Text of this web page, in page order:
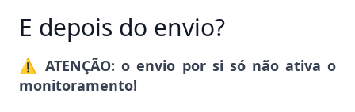
E depois do envio?
⚠️ ATENÇÃO: o envio por si só não ativa o
monitoramento!